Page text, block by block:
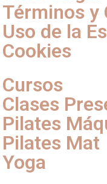
Términos y
Uso de la
Cookies
Cursos
Clases
Pilates
Pilates Mat
Yoga